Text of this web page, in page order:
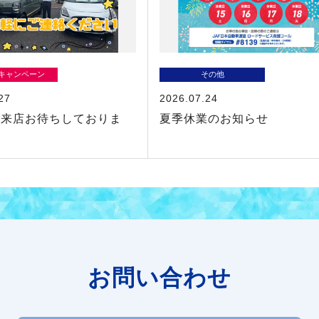
ャンペーン
店お待ちしておりま
その他
2026.07.24
夏季休業のお知らせ
お問い合わせ